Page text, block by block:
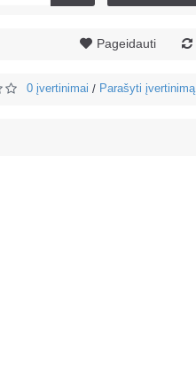
Pageidauti
0 įvertinimai / Parašyti įvertinimą